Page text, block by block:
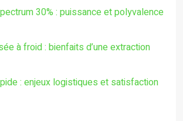
30% : puissance et polyvalence
à froid : bienfaits d’une extraction
: enjeux logistiques et satisfaction